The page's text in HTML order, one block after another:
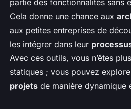
partie des fonctionnalités sans
Cela donne une chance aux
aux petites entreprises de
les intégrer dans leur
Avec ces outils, vous n’êtes
statiques ; vous pouvez
projets de manière dynamique